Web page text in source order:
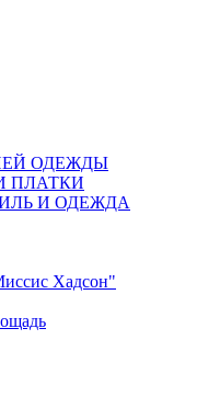
ОДЕЖДЫ
ПЛАТКИ
И ОДЕЖДА
Хадсон"